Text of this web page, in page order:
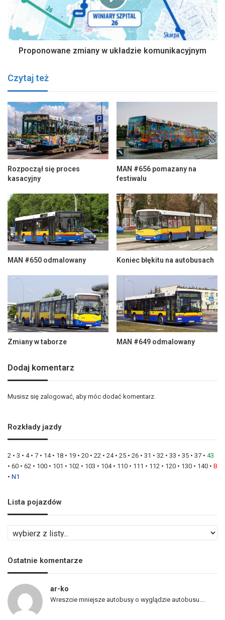
Proponowane zmiany w układzie komunikacyjnym
Czytaj też
Rozpoczął się proces
kasacyjny
MAN #656 pomazany na
festiwalu
MAN #650 odmalowany Koniec błękitu na autobusach
Zmiany w taborze MAN #649 odmalowany
Dodaj komentarz
Musisz się zalogować, aby móc dodać komentarz.
Rozkłady jazdy
2 • 3 • 4• 7 • 14• 18 • 19 • 20 • 22 • 24• 25 • 26 • 31 • 32 • 33 • 35 • 37 • 43
• 60 • 62 • 100 • 101 • 102 • 103 • 104• 110 • 111 • 112 • 120 • 130 • 140 • B
• N1
Lista pojazdów
i
t
a
o
j
Ostatnie komentarze
ar-ko
Wreszcie mniejsze autobusy o wyglądzie autobusu....